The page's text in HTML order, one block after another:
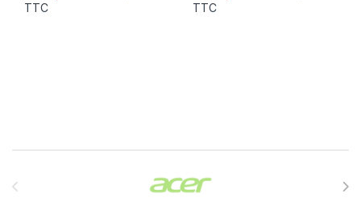
TTC TTC